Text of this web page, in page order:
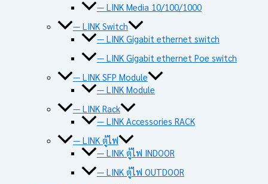
— LINK Media 10/100/1000
— LINK Switch
— LINK Gigabit ethernet switch
— LINK Gigabit ethernet Poe switch
— LINK SFP Module
— LINK Module
— LINK Rack
— LINK Accessories RACK
— LINK ตู้ไฟ
— LINK ตู้ไฟ INDOOR
— LINK ตู้ไฟ OUTDOOR